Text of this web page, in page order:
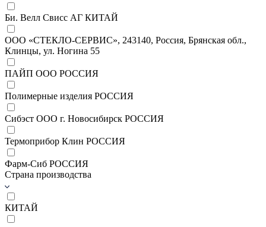
Би. Велл Свисс АГ КИТАЙ
ООО «СТЕКЛО-СЕРВИС», 243140, Россия, Брянская обл.,
Клинцы, ул. Ногина 55
ПАЙП ООО РОССИЯ
Полимерные изделия РОССИЯ
Сибэст ООО г. Новосибирск РОССИЯ
Термоприбор Клин РОССИЯ
Фарм-Сиб РОССИЯ
Страна производства
КИТАЙ